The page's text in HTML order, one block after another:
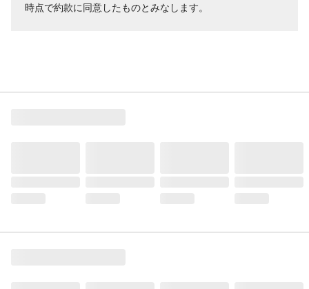
時点で約款に同意したものとみなします。